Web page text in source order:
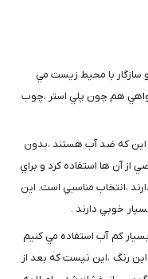
سازگار با محيط زيست مي
هم چون پلي استر ،چوب
اين كه ضد آب هستند ،بدون
آن ها استفاده كرد و براي
،انتخاب مناسبي است. اين
خوبي دارند .
كم آب استفاده مي كنيم
رنگ ،اين نيست كه بعد از